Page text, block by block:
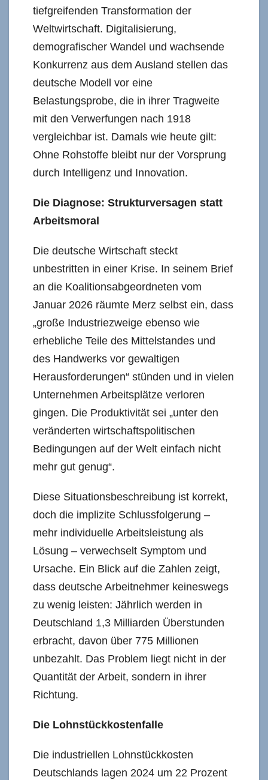
tiefgreifenden Transformation der
Weltwirtschaft. Digitalisierung,
demografischer Wandel und wachsende
Konkurrenz aus dem Ausland stellen das
deutsche Modell vor eine
Belastungsprobe, die in ihrer Tragweite
mit den Verwerfungen nach 1918
vergleichbar ist. Damals wie heute gilt:
Ohne Rohstoffe bleibt nur der Vorsprung
durch Intelligenz und Innovation.
Die Diagnose: Strukturversagen statt
Arbeitsmoral
Die deutsche Wirtschaft steckt
unbestritten in einer Krise. In seinem Brief
an die Koalitionsabgeordneten vom
Januar 2026 räumte Merz selbst ein, dass
„große Industriezweige ebenso wie
erhebliche Teile des Mittelstandes und
des Handwerks vor gewaltigen
Herausforderungen“ stünden und in vielen
Unternehmen Arbeitsplätze verloren
gingen. Die Produktivität sei „unter den
veränderten wirtschaftspolitischen
Bedingungen auf der Welt einfach nicht
mehr gut genug“.
Diese Situationsbeschreibung ist korrekt,
doch die implizite Schlussfolgerung –
mehr individuelle Arbeitsleistung als
Lösung – verwechselt Symptom und
Ursache. Ein Blick auf die Zahlen zeigt,
dass deutsche Arbeitnehmer keineswegs
zu wenig leisten: Jährlich werden in
Deutschland 1,3 Milliarden Überstunden
erbracht, davon über 775 Millionen
unbezahlt. Das Problem liegt nicht in der
Quantität der Arbeit, sondern in ihrer
Richtung.
Die Lohnstückkostenfalle
Die industriellen Lohnstückkosten
Deutschlands lagen 2024 um 22 Prozent